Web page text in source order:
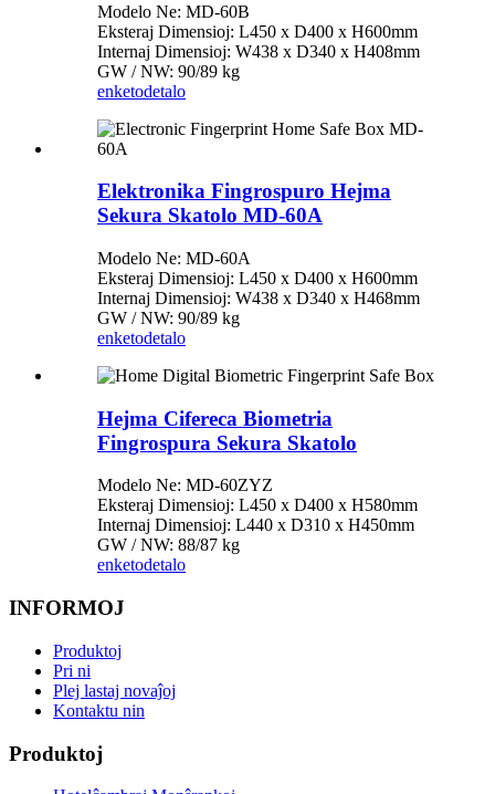
Modelo Ne: MD-60B
Eksteraj Dimensioj: L450 x D400 x H600mm
Internaj Dimensioj: W438 x D340 x H408mm
GW / NW: 90/89 kg
enketodetalo
Elektronika Fingrospuro Hejma
Sekura Skatolo MD-60A
Modelo Ne: MD-60A
Eksteraj Dimensioj: L450 x D400 x H600mm
Internaj Dimensioj: W438 x D340 x H468mm
GW / NW: 90/89 kg
enketodetalo
Hejma Cifereca Biometria
Fingrospura Sekura Skatolo
Modelo Ne: MD-60ZYZ
Eksteraj Dimensioj: L450 x D400 x H580mm
Internaj Dimensioj: L440 x D310 x H450mm
GW / NW: 88/87 kg
enketodetalo
INFORMOJ
Produktoj
Pri ni
Plej lastaj novaĵoj
Kontaktu nin
Produktoj